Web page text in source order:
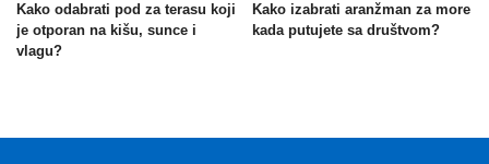
Kako odabrati pod za terasu koji
je otporan na kišu, sunce i
vlagu?
Kako izabrati aranžman za more
kada putujete sa društvom?